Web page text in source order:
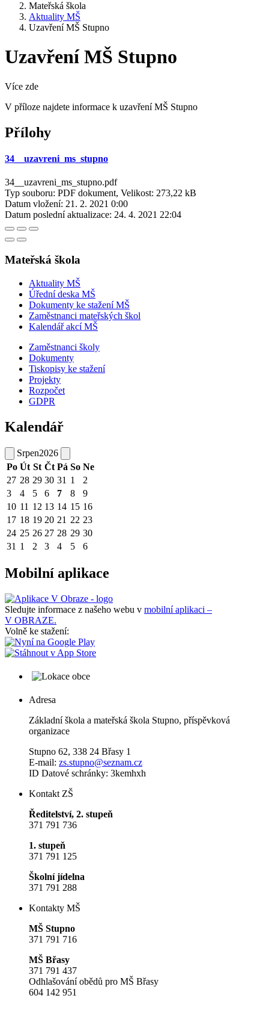
Mateřská škola
Aktuality MŠ
Uzavření MŠ Stupno
Uzavření MŠ Stupno
Více zde
V příloze najdete informace k uzavření MŠ Stupno
Přílohy
34__uzavreni_ms_stupno
34__uzavreni_ms_stupno.pdf
Typ souboru: PDF dokument, Velikost: 273,22 kB
Datum vložení: 21. 2. 2021 0:00
Datum poslední aktualizace: 24. 4. 2021 22:04
Mateřská škola
Aktuality MŠ
Úřední deska MŠ
Dokumenty ke stažení MŠ
Zaměstnanci mateřských škol
Kalendář akcí MŠ
Zaměstnanci školy
Dokumenty
Tiskopisy ke stažení
Projekty
Rozpočet
GDPR
Kalendář
Srpen2026
Po Út St Čt Pá So Ne
27 28 29 30 31 1
2
3
4 5 6 7 8
9
10 11 12 13 14 15 16
17 18 19 20 21 22 23
24 25 26 27 28 29 30
31 1 2 3 4 5 6
Mobilní aplikace
Sledujte informace z našeho webu v mobilní aplikaci –
V OBRAZE.
Volně ke stažení:
Adresa
Základní škola a mateřská škola Stupno, příspěvková
organizace
Stupno 62, 338 24 Břasy 1
E-mail: zs.stupno@seznam.cz
ID Datové schránky: 3kemhxh
Kontakt ZŠ
Ředitelství, 2. stupeň
371 791 736
1. stupeň
371 791 125
Školní jídelna
371 791 288
Kontakty MŠ
MŠ Stupno
371 791 716
MŠ Břasy
371 791 437
Odhlašování obědů pro MŠ Břasy
604 142 951